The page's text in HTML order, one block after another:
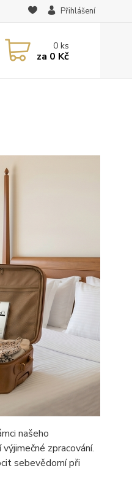
Přihlášení
0ks
za 0 Kč
našeho
zpracování.
sebevědomí při